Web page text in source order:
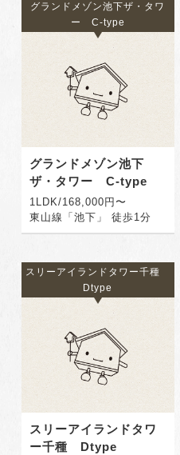
グランドメゾン池下ザ・タワ
ー C‐type
グランドメゾン池下
ザ・タワー C‐type
1LDK/168,000円〜
東山線「池下」 徒歩1分
スリーアイランドタワー千種
Dtype
スリーアイランドタワ
ー千種 Dtype